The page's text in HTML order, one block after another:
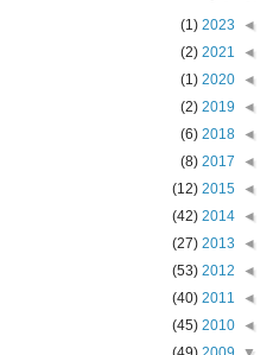
◄
2023
(1)
◄
2021
(2)
◄
2020
(1)
◄
2019
(2)
◄
2018
(6)
◄
2017
(8)
◄
2015
(12)
◄
2014
(42)
◄
2013
(27)
◄
2012
(53)
◄
2011
(40)
◄
2010
(45)